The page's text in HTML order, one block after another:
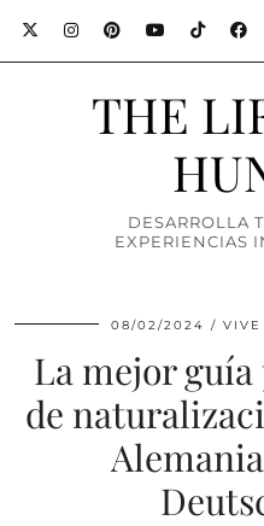
THE
DESARROLLA
EXPERIENCIAS
08/02/2024 VIVE
La mejor
de